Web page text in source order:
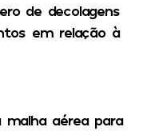
de decolagens
em relação à
malha aérea para